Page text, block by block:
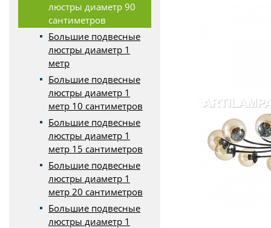
люстры диаметр 90
сантиметров
Большие подвесные
люстры диаметр 1
метр
Большие подвесные
люстры диаметр 1
метр 10 сантиметров
Большие подвесные
люстры диаметр 1
метр 15 сантиметров
Большие подвесные
люстры диаметр 1
метр 20 сантиметров
Большие подвесные
люстры диаметр 1